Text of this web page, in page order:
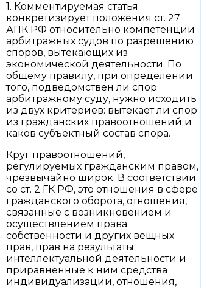
1. Комментируемая статья
конкретизирует положения ст. 27
АПК РФ относительно компетенции
арбитражных судов по разрешению
споров, вытекающих из
экономической деятельности. По
общему правилу, при определении
того, подведомствен ли спор
арбитражному суду, нужно исходить
из двух критериев: вытекает ли спор
из гражданских правоотношений и
каков субъектный состав спора.
Круг правоотношений,
регулируемых гражданским правом,
чрезвычайно широк. В соответствии
со ст. 2 ГК РФ, это отношения в сфере
гражданского оборота, отношения,
связанные с возникновением и
осуществлением права
собственности и других вещных
прав, прав на результаты
интеллектуальной деятельности и
приравненные к ним средства
индивидуализации, отношения,